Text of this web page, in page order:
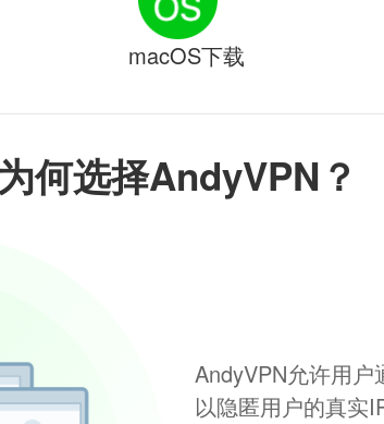
为何选择AndyVPN？
AndyVPN允许用
以隐匿用户的真实
macOS下载